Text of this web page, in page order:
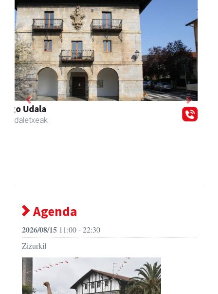
Previous Next
Agenda
2026/08/15 11:00 - 22:30
Zizurkil